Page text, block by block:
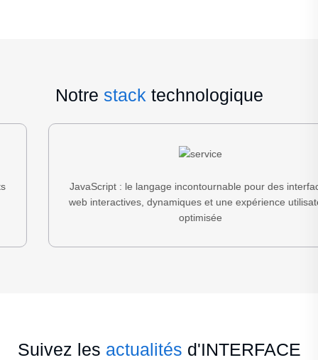
Notre stack technologique
JavaScript : le langage incontournable pour des interfaces
web interactives, dynamiques et une expérience utilisateur
optimisée
Suivez les actualités d'INTERFACE